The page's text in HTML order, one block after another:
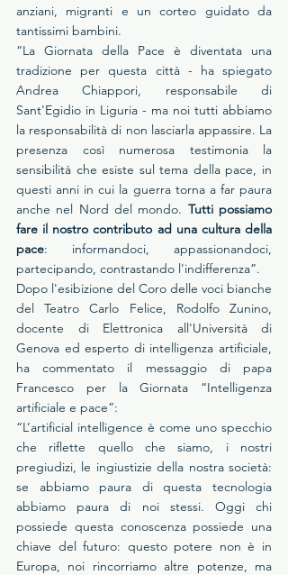
anziani, migranti e un corteo guidato da
tantissimi bambini.
“La Giornata della Pace è diventata una
tradizione per questa città - ha spiegato
Andrea Chiappori, responsabile di
Sant'Egidio in Liguria - ma noi tutti abbiamo
la responsabilità di non lasciarla appassire. La
presenza così numerosa testimonia la
sensibilità che esiste sul tema della pace, in
questi anni in cui la guerra torna a far paura
anche nel Nord del mondo. Tutti possiamo
fare il nostro contributo ad una cultura della
pace: informandoci, appassionandoci,
partecipando, contrastando l'indifferenza”.
Dopo l'esibizione del Coro delle voci bianche
del Teatro Carlo Felice, Rodolfo Zunino,
docente di Elettronica all'Università di
Genova ed esperto di intelligenza artificiale,
ha commentato il messaggio di papa
Francesco per la Giornata “Intelligenza
artificiale e pace”:
“L’artificial intelligence è come uno specchio
che riflette quello che siamo, i nostri
pregiudizi, le ingiustizie della nostra società:
se abbiamo paura di questa tecnologia
abbiamo paura di noi stessi. Oggi chi
possiede questa conoscenza possiede una
chiave del futuro: questo potere non è in
Europa, noi rincorriamo altre potenze, ma